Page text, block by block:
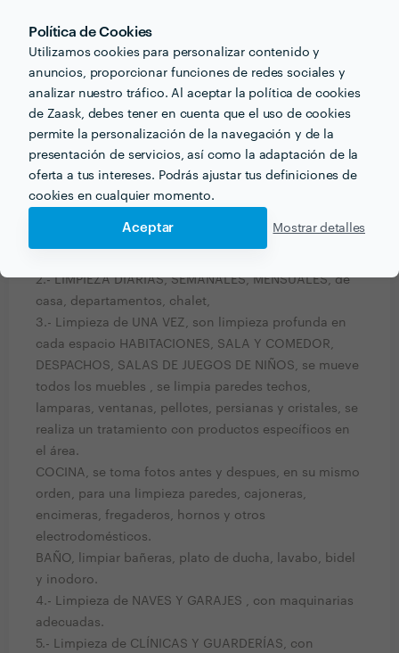
Política de Cookies
Utilizamos cookies para personalizar contenido y
anuncios, proporcionar funciones de redes sociales y
analizar nuestro tráfico. Al aceptar la política de cookies
de Zaask, debes tener en cuenta que el uso de cookies
permite la personalización de la navegación y de la
presentación de servicios, así como la adaptación de la
oferta a tus intereses. Podrás ajustar tus definiciones de
cookies en cualquier momento.
Aceptar Mostrar detalles
este sector sin olvidar QUE NUESTRA EMPRESA con
los años de experiencia en la LIMPIEZA, con la
disponibilidad inmediata.
¿Qué formación y experiencia tienes que estén
relacionadas con tu trabajo?
La FORMACIÓN Y EXPERIENCIA, que nuestra empresa
tiene en el sector de la LIMPIEZA Y MANTENIMIENTO
1.- Limpieza de OFICINA, con el orden de cada
2.- LIMPIEZA DIARIAS, SEMANALES, MENSUALES, de
casa, departamentos, chalet,
3.- Limpieza de UNA VEZ, son limpieza profunda en
cada espacio HABITACIONES, SALA Y COMEDOR,
DESPACHOS, SALAS DE JUEGOS DE NIÑOS, se mueve
todos los muebles , se limpia paredes techos,
lamparas, ventanas, pellotes, persianas y cristales, se
realiza un tratamiento con productos específicos en
el área.
COCINA, se toma fotos antes y despues, en su mismo
orden, para una limpieza paredes, cajoneras,
encimeras, fregaderos, hornos y otros
electrodomésticos.
BAÑO, limpiar bañeras, plato de ducha, lavabo, bidel
y inodoro.
4.- Limpieza de NAVES Y GARAJES , con maquinarias
adecuadas.
5.- Limpieza de CLÍNICAS Y GUARDERÍAS, con